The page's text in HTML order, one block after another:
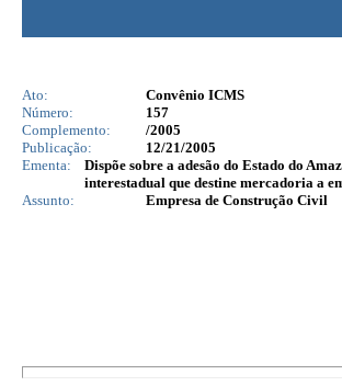
Ato:
Convênio ICMS
Número:
157
Complemento:
/2005
Publicação:
12/21/2005
Ementa:
Dispõe sobre a adesão do Estado do
interestadual que destine mercadoria a
Assunto:
Empresa de Construção Civil